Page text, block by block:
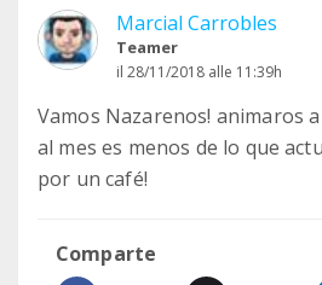
Marcial Carrobles
Teamer
il 28/11/2018 alle 11:39h
Vamos Nazarenos! animaros
al mes es menos de lo que
por un café!
Comparte